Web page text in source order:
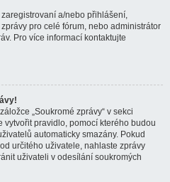
a/nebo přihlášení,
pro celé fórum, nebo administrátor
Pro více informací kontaktujte
„Soukromé zprávy“ v sekci
vytvořit pravidlo, pomocí kterého budou
automaticky smazány. Pokud
určitého uživatele, nahlaste zprávy
uživateli v odesílání soukromých